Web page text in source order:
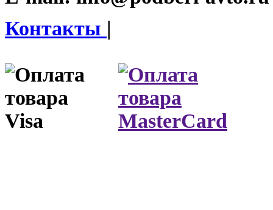
Контакты |